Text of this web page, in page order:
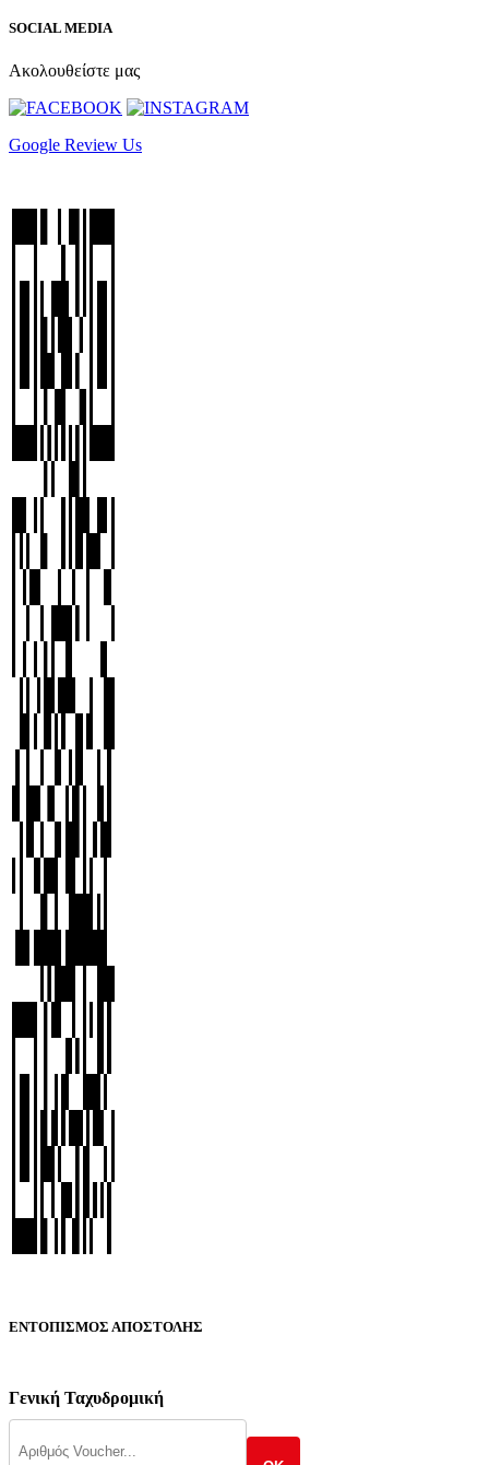
SOCIAL MEDIA
Ακολουθείστε μας
Google Review Us
ΕΝΤΟΠΙΣΜΟΣ ΑΠΟΣΤΟΛΗΣ
Γενική Ταχυδρομική